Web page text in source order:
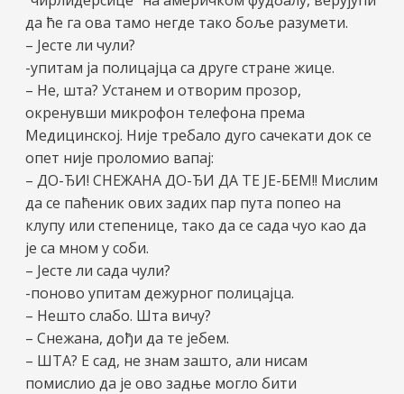
да ће га ова тамо негде тако боље разумети.
– Јесте ли чули?
-упитам ја полицајца са друге стране жице.
– Не, шта? Устанем и отворим прозор,
окренувши микрофон телефона према
Медицинској. Није требало дуго сачекати док се
опет није проломио вапај:
– ДО-ЂИ! СНЕЖАНА ДО-ЂИ ДА ТЕ ЈЕ-БЕМ!! Мислим
да се паћеник ових задих пар пута попео на
клупу или степенице, тако да се сада чуо као да
је са мном у соби.
– Јесте ли сада чули?
-поново упитам дежурног полицајца.
– Нешто слабо. Шта вичу?
– Снежана, дођи да те јебем.
– ШТА? Е сад, не знам зашто, али нисам
помислио да је ово задње могло бити